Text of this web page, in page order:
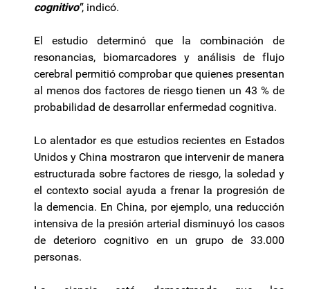
cognitivo", indicó.
El estudio determinó que la combinación de
resonancias, biomarcadores y análisis de flujo
cerebral permitió comprobar que quienes presentan
al menos dos factores de riesgo tienen un 43 % de
probabilidad de desarrollar enfermedad cognitiva.
Lo alentador es que estudios recientes en Estados
Unidos y China mostraron que intervenir de manera
estructurada sobre factores de riesgo, la soledad y
el contexto social ayuda a frenar la progresión de
la demencia. En China, por ejemplo, una reducción
intensiva de la presión arterial disminuyó los casos
de deterioro cognitivo en un grupo de 33.000
personas.